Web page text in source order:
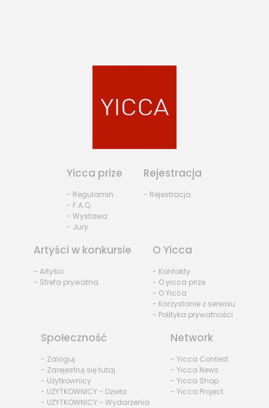
Yicca prize
- Regulamin
- F.A.Q.
- Wystawa
- Jury
Rejestracja
- Rejestracja
Artyści w konkursie
- Artyści
- Strefa prywatna
O Yicca
- Kontakty
- O yicca prize
- O Yicca
- Korzystanie z serwisu
- Polityka prywatności
Społeczność
- Zaloguj
- Zarejestruj się tutaj
- Użytkownicy
- UŻYTKOWNICY - Dzieła
- UŻYTKOWNICY - Wydarzenia
Network
- Yicca Contest
- Yicca News
- Yicca Shop
- Yicca Project